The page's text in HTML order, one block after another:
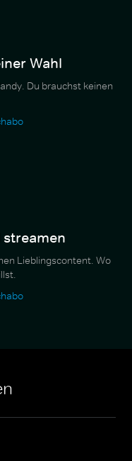
Wahl
Du brauchst keinen
Lieblingscontent. Wo